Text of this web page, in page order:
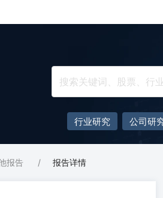
行业研究 公司研
报告 / 报告详情